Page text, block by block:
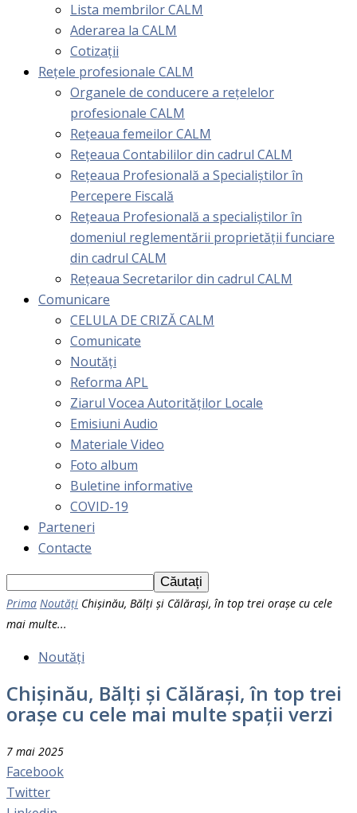
Lista membrilor CALM
Aderarea la CALM
Cotizaţii
Rețele profesionale CALM
Organele de conducere a rețelelor
profesionale CALM
Rețeaua femeilor CALM
Rețeaua Contabililor din cadrul CALM
Rețeaua Profesională a Specialiștilor în
Percepere Fiscală
Reţeaua Profesională a specialiştilor în
domeniul reglementării proprietăţii funciare
din cadrul CALM
Rețeaua Secretarilor din cadrul CALM
Comunicare
CELULA DE CRIZĂ CALM
Comunicate
Noutăți
Reforma APL
Ziarul Vocea Autorităților Locale
Emisiuni Audio
Materiale Video
Foto album
Buletine informative
COVID-19
Parteneri
Contacte
Prima Noutăți Chișinău, Bălți și Călărași, în top trei orașe cu cele
mai multe...
Noutăți
Chișinău, Bălți și Călărași, în top trei
orașe cu cele mai multe spații verzi
7 mai 2025
Facebook
Twitter